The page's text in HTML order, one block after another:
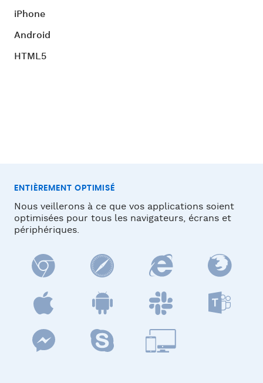
iPhone
Android
HTML5
ENTIÈREMENT OPTIMISÉ
Nous veillerons à ce que vos applications soient
optimisées pour tous les navigateurs, écrans et
périphériques.